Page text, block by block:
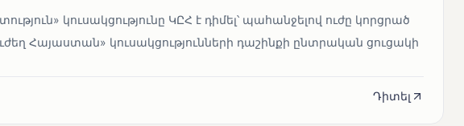
կուսակցությունը ԿԸՀ է դիմել՝ պահանջելով ուժը կորցրած
Հայաստան» կուսակցությունների դաշինքի ընտրական ցուցակի
Դիտել